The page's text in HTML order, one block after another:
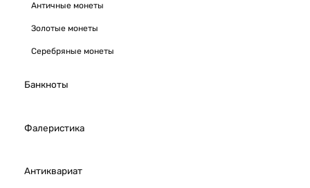
Античные монеты
Золотые монеты
Серебряные монеты
Банкноты
Фалеристика
Антиквариат